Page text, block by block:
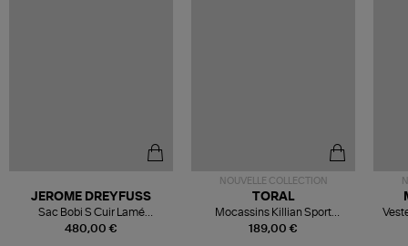
480,00 €
JEROME DREYFUSS
Sac Bobi S Cuir Lamé
Champagne
NOUVELLE COLLECTION
189,00 €
TORAL
Mocassins Killian Sport
Mousse